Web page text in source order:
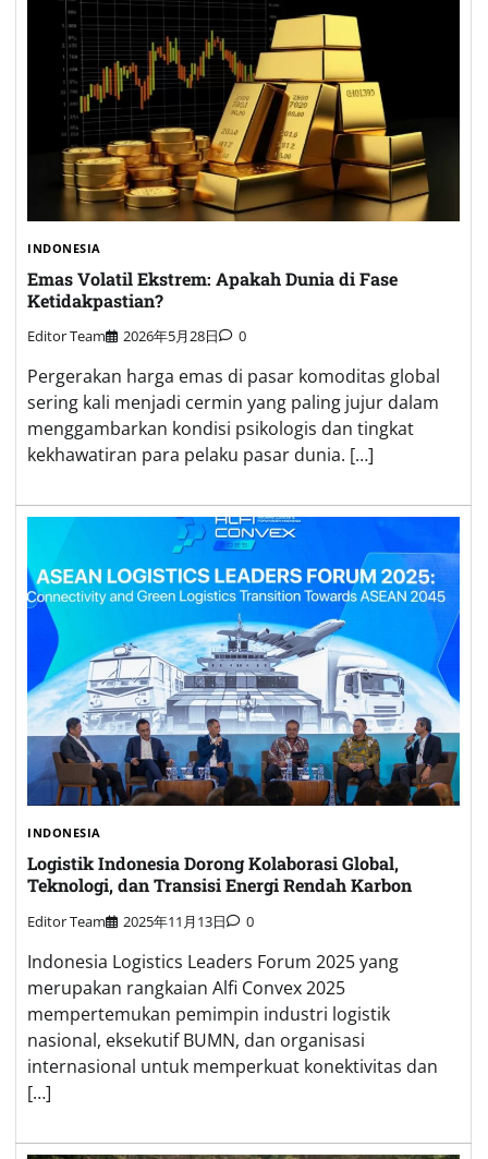
INDONESIA
Emas Volatil Ekstrem: Apakah Dunia di Fase
Ketidakpastian?
Editor Team 2026年5月28日 0
Pergerakan harga emas di pasar komoditas global
sering kali menjadi cermin yang paling jujur dalam
menggambarkan kondisi psikologis dan tingkat
kekhawatiran para pelaku pasar dunia. […]
INDONESIA
Logistik Indonesia Dorong Kolaborasi Global,
Teknologi, dan Transisi Energi Rendah Karbon
Editor Team 2025年11月13日 0
Indonesia Logistics Leaders Forum 2025 yang
merupakan rangkaian Alfi Convex 2025
mempertemukan pemimpin industri logistik
nasional, eksekutif BUMN, dan organisasi
internasional untuk memperkuat konektivitas dan
[…]